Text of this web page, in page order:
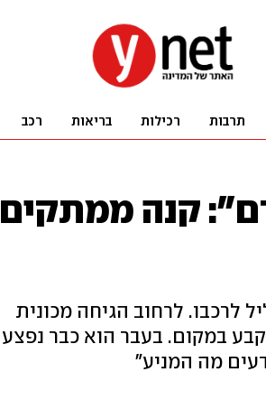
תרבות רכילות בריאות רכב
קנה ממתקים
לרכבו. לרחוב הגיחה מכונית
לעברו. מותו נקבע במקום. בעבר הוא כבר נפצע
מה המניע"